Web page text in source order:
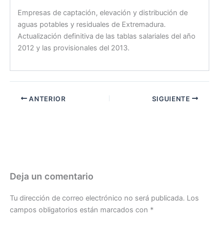
Empresas de captación, elevación y distribución de
aguas potables y residuales de Extremadura.
Actualización definitiva de las tablas salariales del año
2012 y las provisionales del 2013.
ANTERIOR SIGUIENTE
Deja un comentario
Tu dirección de correo electrónico no será publicada. Los
campos obligatorios están marcados con *